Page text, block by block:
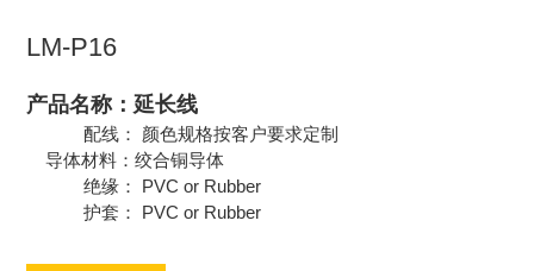
LM-P16
产品名称：延长线
配线： 颜色规格按客户要求定制
导体材料：绞合铜导体
绝缘： PVC or Rubber
护套： PVC or Rubber